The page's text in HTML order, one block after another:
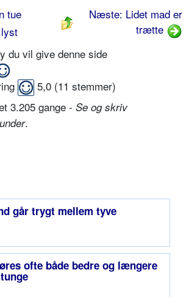
tue
Næste: Lidet mad er
trætte
du vil give denne side
5,0 (11 stemmer)
3.205 gange - Se og skriv
.
går trygt mellem tyve
ofte både bedre og længere